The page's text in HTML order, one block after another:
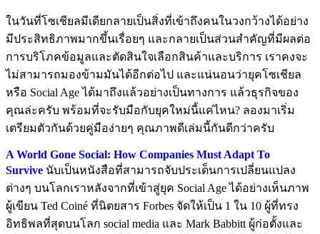
ในวันที่โซเชียลมีเดียกลายเป็นสิ่งที่เข้าถึงคนในวงกว้างได้อย่าง
มีประสิทธิภาพมากขึ้นเรื่อยๆ และกลายเป็นส่วนสำคัญที่มีผลต่อ
การบริโภคข้อมูลและตัดสินใจเลือกสินค้าและบริการ เราคงจะ
ไม่สามารถมองข้ามมันได้อีกต่อไป และแน่นอนว่ายุคโซเชียล
หรือ Social Age ได้มาถึงแล้วอย่างเป็นทางการ แล้วธุรกิจของ
คุณล่ะครับ พร้อมที่จะรับมือกับยุคใหม่นี้แค่ไหน? ลองมาเริ่ม
เตรียมตัวกันด้วยคู่มือง่ายๆ คุณภาพดีเล่มนี้กันดีกว่าครับ
A World Gone Social: How Companies Must Adapt To
Survive นับเป็นหนังสือที่สามารถจับประเด็นการเปลี่ยนแปลง
ต่างๆ บนโลกเราหลังจากที่เข้าสู่ยุค Social Age ได้อย่างเห็นภาพ
ผู้เขียน Ted Coiné ที่นิตยสาร Forbes จัดให้เป็น 1 ใน 10 ผู้ที่ทรง
อิทธิพลที่สุดบนโลก social media และ Mark Babbitt ผู้ก่อตั้งและ